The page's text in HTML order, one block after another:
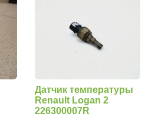
Датчик температуры
Renault Logan 2
226300007R